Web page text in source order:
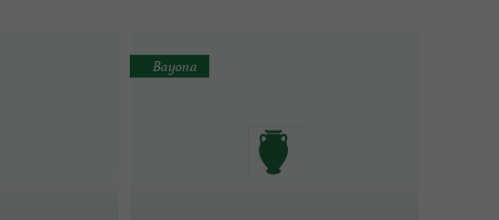
Bayona